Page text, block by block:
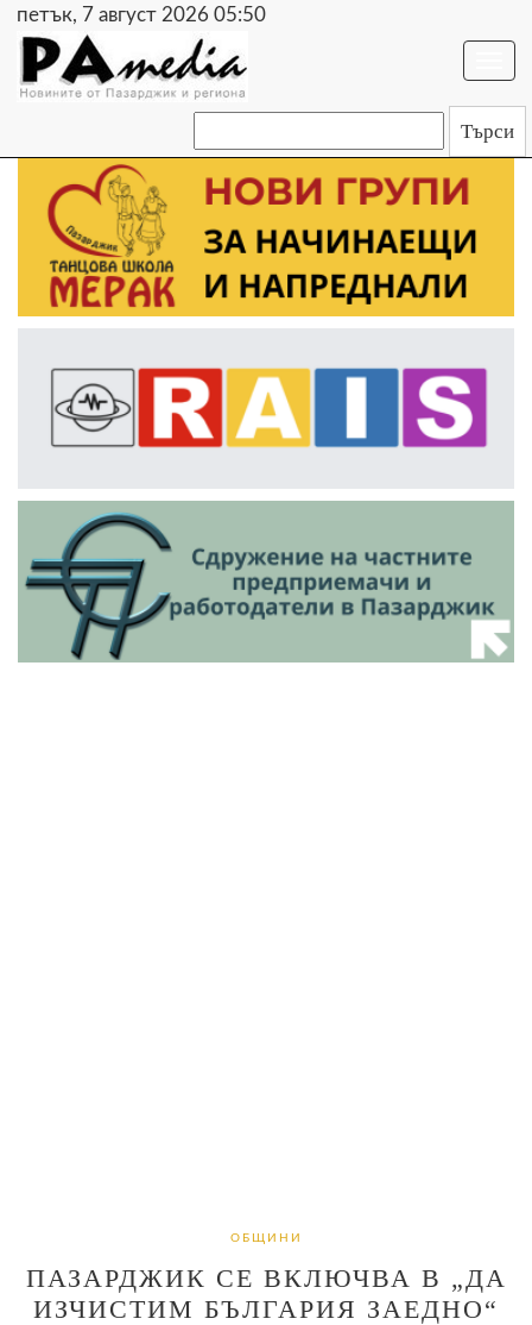
петък, 7 август 2026 05:50
ОБЩИНИ
ПАЗАРДЖИК СЕ ВКЛЮЧВА В „ДА
ИЗЧИСТИМ БЪЛГАРИЯ ЗАЕДНО“